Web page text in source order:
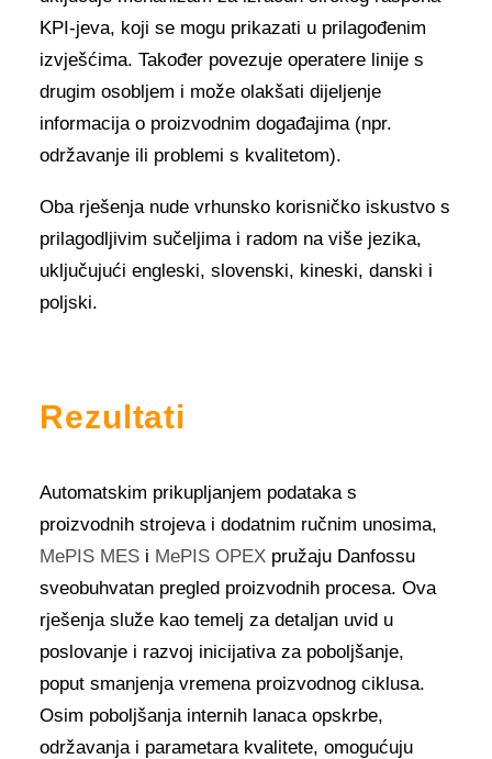
KPI-jeva, koji se mogu prikazati u prilagođenim
izvješćima. Također povezuje operatere linije s
drugim osobljem i može olakšati dijeljenje
informacija o proizvodnim događajima (npr.
održavanje ili problemi s kvalitetom).
Oba rješenja nude vrhunsko korisničko iskustvo s
prilagodljivim sučeljima i radom na više jezika,
uključujući engleski, slovenski, kineski, danski i
poljski.
Rezultati
Automatskim prikupljanjem podataka s
proizvodnih strojeva i dodatnim ručnim unosima,
MePIS MES i MePIS OPEX pružaju Danfossu
sveobuhvatan pregled proizvodnih procesa. Ova
rješenja služe kao temelj za detaljan uvid u
poslovanje i razvoj inicijativa za poboljšanje,
poput smanjenja vremena proizvodnog ciklusa.
Osim poboljšanja internih lanaca opskrbe,
održavanja i parametara kvalitete, omogućuju